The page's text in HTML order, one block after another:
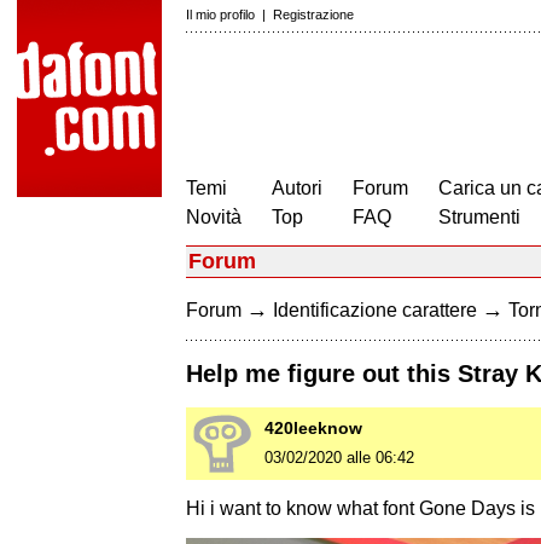
Il mio profilo | Registrazione
Temi
Novità
Autori
Top
Forum
FAQ
Carica un
Strumenti
Forum
Forum → Identificazione carattere →
Help me figure out this Stray
420leeknow
03/02/2020 alle 06:42
Hi i want to know what font Gone Days is